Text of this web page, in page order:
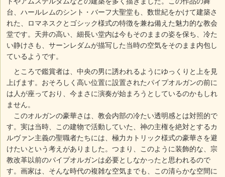
台、ハールレムのシント・バーフ大聖堂も、数世紀をかけて建築さ
れた、ロマネスクとゴシック様式の特徴を兼ね備えた魅力的な教会
堂です。天井の高い、細長い堂内は今もそのままの姿を保ち、冷た
い静けさも、サーンレダムが描写した当時の空気をそのまま内包し
ているようです。
ところで鑑賞者は、中央の男に誘われるようにゆっくりと上を見
上げます。おそろしく高い位置に設置されたパイプオルガンの前に
は人が座っており、今まさに演奏が始まろうとしているのかもしれ
ません。
このオルガンの豪華さは、教会内部の冷たい透明感とは対照的で
す。実は当時、この建物で活動していた、神の主権を絶対とするカ
ルヴァン主義の聖職者たちには、極力カトリック様式の豪華さを避
けたいという考えがありました。つまり、このように装飾的な、宗
教改革以前のパイプオルガンは必要としなかったと思われるので
す。画家は、そんな時代の複雑な空気までも、この清らかな空間に